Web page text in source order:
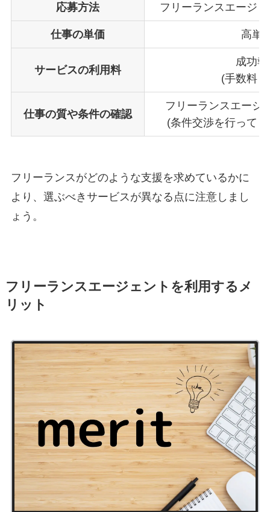
応募方法 フリーランスエージ
仕事の単価 高単
サービスの利用料
成功
(手数料
仕事の質や条件の確認
フリーランスエージ
(条件交渉を行って
フリーランスがどのような支援を求めているかに
より、選ぶべきサービスが異なる 点に注意しまし
ょう。
フリーランスエージェントを利用するメ
リット